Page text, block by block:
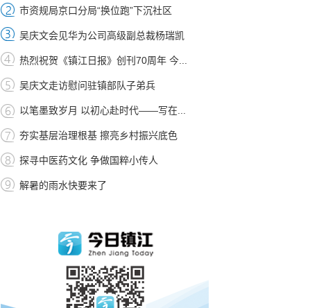
市资规局京口分局“换位跑”下沉社区
吴庆文会见华为公司高级副总裁杨瑞凯
热烈祝贺《镇江日报》创刊70周年 今...
吴庆文走访慰问驻镇部队子弟兵
以笔墨致岁月 以初心赴时代——写在...
夯实基层治理根基 擦亮乡村振兴底色
探寻中医药文化 争做国粹小传人
解暑的雨水快要来了